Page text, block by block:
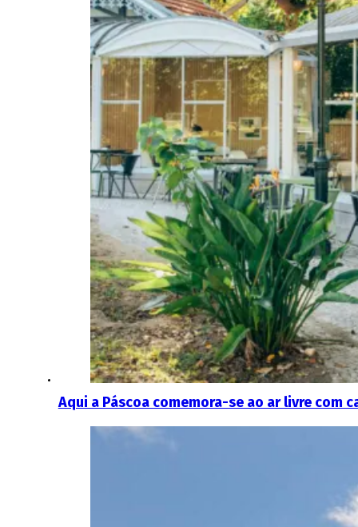
Aqui a Páscoa comemora-se ao ar livre com